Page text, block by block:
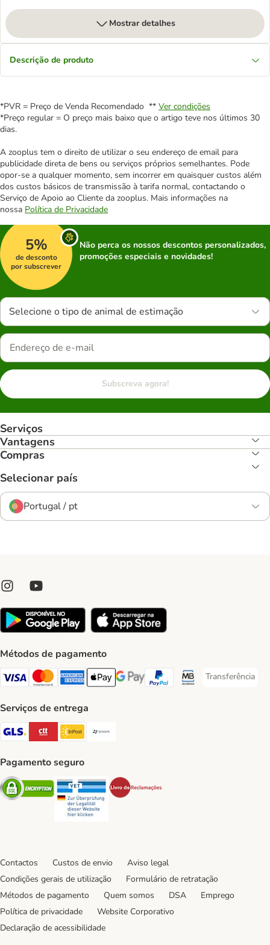
Mostrar detalhes
Descrição de produto
*PVR = Preço de Venda Recomendado ** Ver condições
*Preço regular = O preço mais baixo que o artigo teve nos últimos 30
dias.
A zooplus tem o direito de utilizar o seu endereço de email para
publicidade direta de bens ou serviços próprios semelhantes. Pode
opor-se a qualquer momento, sem incorrer em quaisquer custos além
dos custos básicos de transmissão à tarifa normal, contactando o
Serviço de Apoio ao Cliente da zooplus. Mais informações na
nossa Política de Privacidade
5%
de desconto
por subscrever
Não perca os nossos descontos personalizados,
promoções especiais e novidades!
Selecione o tipo de animal de estimação
Subscreva agora!
Serviços
Vantagens
Compras
Selecionar país
Portugal / pt
Métodos de pagamento
Visa Payment Method
Mastercard Payment Method
American Express Payment Method
Apple Pay Payment Method
Google Pay Payment Method
PayPal Payment Method
Multibanco Payment
Transferência
Transferência
Serviços de entrega
GLS Shipping Method
CTTExpress Shipping Method
InPost Shipping Method
Pagamento seguro
Security Security
Contactos Custos de envio
Aviso legal
Condições gerais de utilização
Formulário de retratação
Métodos de pagamento
Quem somos DSA
Emprego
Política de privacidade
Website Corporativo
Declaração de acessibilidade